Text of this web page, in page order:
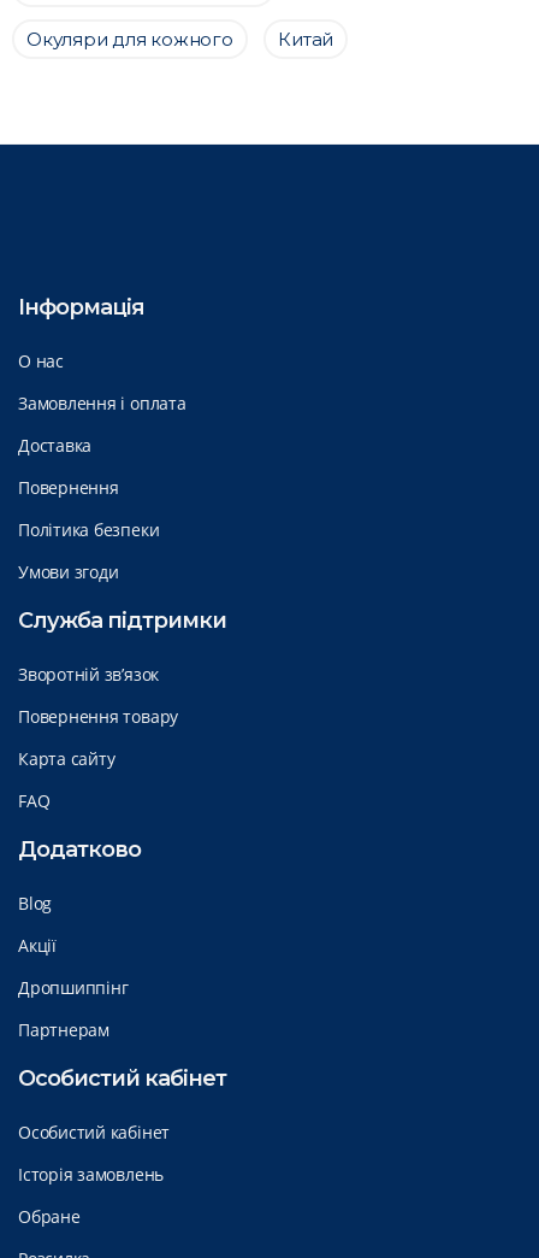
Окуляри для кожного Китай
Інформація
О нас
Замовлення і оплата
Доставка
Повернення
Політика безпеки
Умови згоди
Служба підтримки
Зворотній зв’язок
Повернення товару
Карта сайту
FAQ
Додатково
Blog
Акції
Дропшиппінг
Партнерам
Особистий кабінет
Особистий кабінет
Історія замовлень
Обране